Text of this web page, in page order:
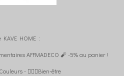
KAVE HOME :
AFFMADECO 🧨 -5% au panier !
- 🧘🏼‍♀️Bien-être